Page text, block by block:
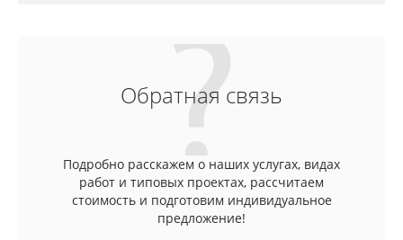
Обратная связь
Подробно расскажем о наших услугах, видах
работ и типовых проектах, рассчитаем
стоимость и подготовим индивидуальное
предложение!